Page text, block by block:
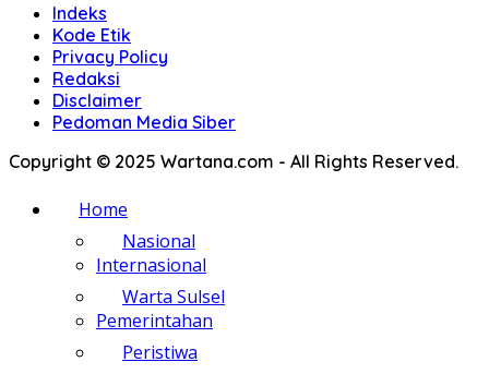
Indeks
Kode Etik
Privacy Policy
Redaksi
Disclaimer
Pedoman Media Siber
Copyright © 2025 Wartana.com - All Rights Reserved.
Home
Nasional
Internasional
Warta Sulsel
Pemerintahan
Peristiwa